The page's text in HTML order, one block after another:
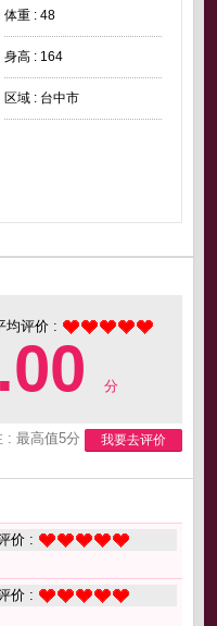
体重 : 48
身高 : 164
区域 : 台中市
均评价 :
分
: 最高值5分 我要去评价
价 :
价 :